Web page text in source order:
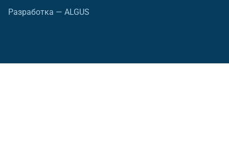
Разработка — ALGUS